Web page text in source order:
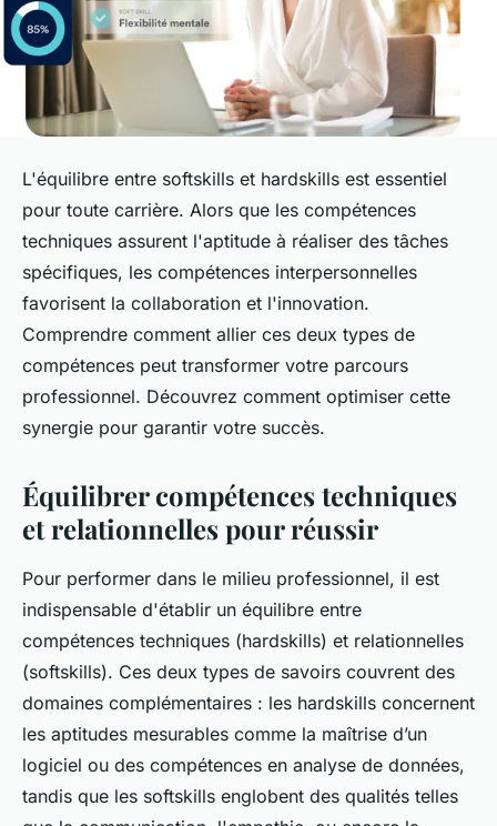
L'équilibre entre softskills et hardskills est essentiel
pour toute carrière. Alors que les compétences
techniques assurent l'aptitude à réaliser des tâches
spécifiques, les compétences interpersonnelles
favorisent la collaboration et l'innovation.
Comprendre comment allier ces deux types de
compétences peut transformer votre parcours
professionnel. Découvrez comment optimiser cette
synergie pour garantir votre succès.
Équilibrer compétences techniques
et relationnelles pour réussir
Pour performer dans le milieu professionnel, il est
indispensable d'établir un équilibre entre
compétences techniques (hardskills) et relationnelles
(softskills). Ces deux types de savoirs couvrent des
domaines complémentaires : les hardskills concernent
les aptitudes mesurables comme la maîtrise d’un
logiciel ou des compétences en analyse de données,
tandis que les softskills englobent des qualités telles